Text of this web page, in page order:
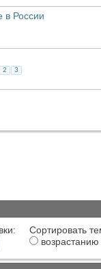
в России
2 3
Сортировать
возрастанию